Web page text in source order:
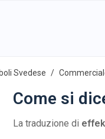
Svedese
Come si
La traduzione di